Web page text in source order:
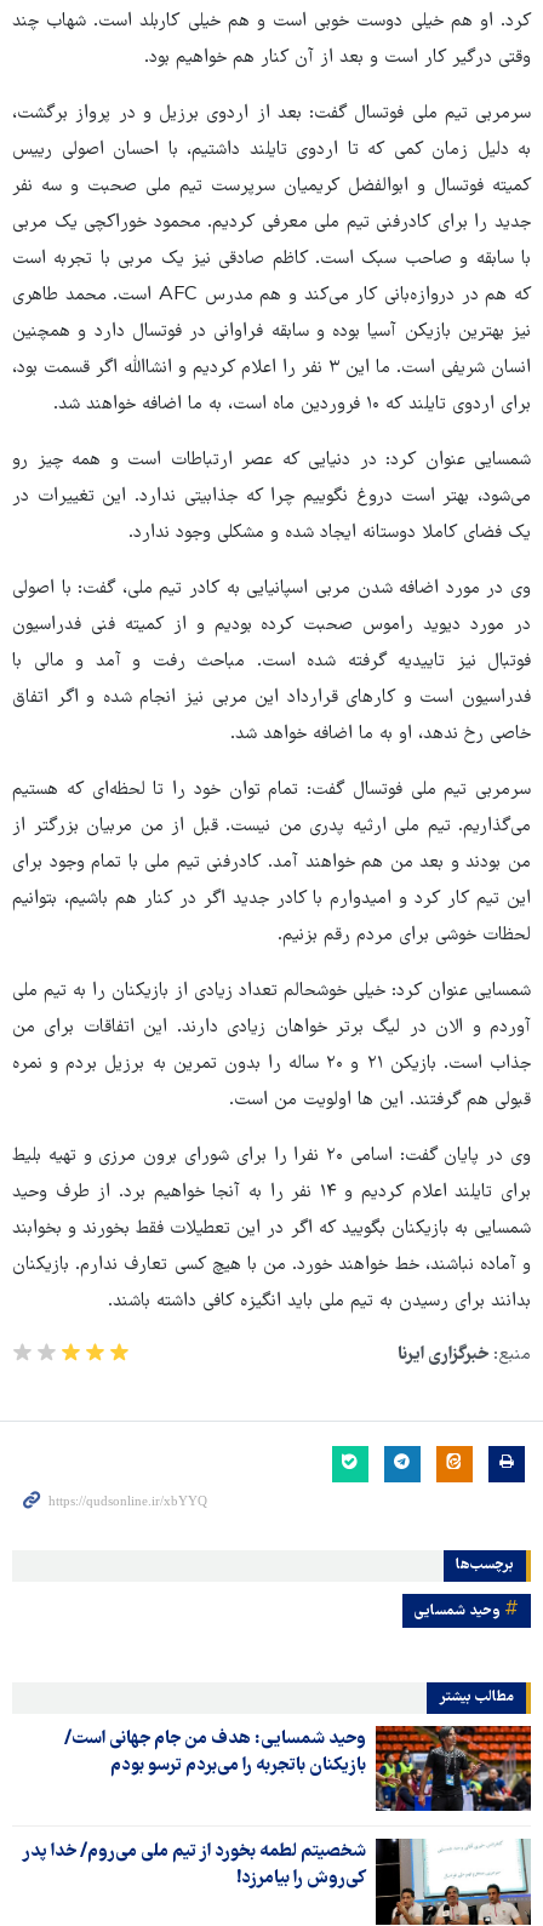
کرد. او هم خیلی دوست خوبی است و هم خیلی کاربلد است. شهاب چند
وقتی درگیر کار است و بعد از آن کنار هم خواهیم بود.
سرمربی تیم ملی فوتسال گفت: بعد از اردوی برزیل و در پرواز برگشت،
به دلیل زمان کمی که تا اردوی تایلند داشتیم، با احسان اصولی رییس
کمیته فوتسال و ابوالفضل کریمیان سرپرست تیم ملی صحبت و سه نفر
جدید را برای کادرفنی تیم ملی معرفی کردیم. محمود خوراکچی یک مربی
با سابقه و صاحب سبک است. کاظم صادقی نیز یک مربی با تجربه است
که هم در دروازه‌بانی کار می‌کند و هم مدرس AFC است. محمد طاهری
نیز بهترین بازیکن آسیا بوده و سابقه فراوانی در فوتسال دارد و همچنین
انسان شریفی است. ما این ۳ نفر را اعلام کردیم و انشاالله اگر قسمت بود،
برای اردوی تایلند که ۱۰ فروردین ماه است، به ما اضافه خواهند شد.
شمسایی عنوان کرد: در دنیایی که عصر ارتباطات است و همه چیز رو
می‌شود، بهتر است دروغ نگوییم چرا که جذابیتی ندارد. این تغییرات در
یک فضای کاملا دوستانه ایجاد شده و مشکلی وجود ندارد.
وی در مورد اضافه شدن مربی اسپانیایی به کادر تیم ملی، گفت: با اصولی
در مورد دیوید راموس صحبت کرده بودیم و از کمیته فنی فدراسیون
فوتبال نیز تاییدیه گرفته شده است. مباحث رفت و آمد و مالی با
فدراسیون است و کارهای قرارداد این مربی نیز انجام شده و اگر اتفاق
خاصی رخ ندهد، او به ما اضافه خواهد شد.
سرمربی تیم ملی فوتسال گفت: تمام توان خود را تا لحظه‌ای که هستیم
می‌گذاریم. تیم ملی ارثیه پدری من نیست. قبل از من مربیان بزرگتر از
من بودند و بعد من هم خواهند آمد. کادرفنی تیم ملی با تمام وجود برای
این تیم کار کرد و امیدوارم با کادر جدید اگر در کنار هم باشیم، بتوانیم
لحظات خوشی برای مردم رقم بزنیم.
شمسایی عنوان کرد: خیلی خوشحالم تعداد زیادی از بازیکنان را به تیم ملی
آوردم و الان در لیگ برتر خواهان‌ زیادی دارند. این اتفاقات برای من
جذاب است. بازیکن ۲۱ و ۲۰ ساله را بدون تمرین به برزیل بردم و نمره
قبولی هم گرفتند. این ها اولویت من است.
وی در پایان گفت: اسامی ۲۰ نفرا را برای شورای برون مرزی و تهیه بلیط
برای تایلند اعلام کردیم و ۱۴ نفر را به آنجا خواهیم برد. از طرف وحید
شمسایی به بازیکنان بگویید که اگر در این تعطیلات فقط بخورند و بخوابند
و آماده نباشند، خط خواهند خورد. من با هیچ کسی تعارف ندارم. بازیکنان
بدانند برای رسیدن به تیم ملی باید انگیزه کافی داشته باشند.
منبع: خبرگزاری ایرنا
برچسب‌ها
وحید شمسایی
مطالب بیشتر
وحید شمسایی: هدف من جام جهانی است/
بازیکنان باتجربه را می‌بردم ترسو بودم
شخصیتم لطمه بخورد از تیم ملی می‌روم/ خدا پدر
کی‌روش را بیامرزد!